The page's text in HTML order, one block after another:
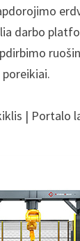
darbo
poreikiai.
| Portalo